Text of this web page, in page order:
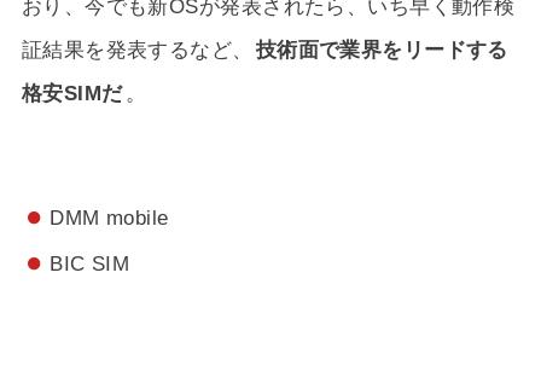
おり、今でも新OSが発表されたら、いち早く動作検
証結果を発表するなど、
技術面で業界をリードする
格安SIMだ 。
DMM mobile
BIC SIM